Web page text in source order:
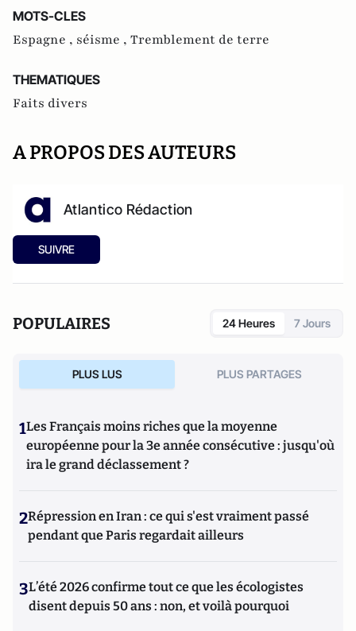
MOTS-CLES
Espagne , séisme , Tremblement de terre
THEMATIQUES
Faits divers
A PROPOS DES AUTEURS
Atlantico Rédaction
SUIVRE
POPULAIRES 24 Heures 7 Jours
PLUS LUS PLUS PARTAGES
1Les Français moins riches que la moyenne
européenne pour la 3e année consécutive : jusqu'où
ira le grand déclassement ?
2Répression en Iran : ce qui s'est vraiment passé
pendant que Paris regardait ailleurs
3L’été 2026 confirme tout ce que les écologistes
disent depuis 50 ans : non, et voilà pourquoi